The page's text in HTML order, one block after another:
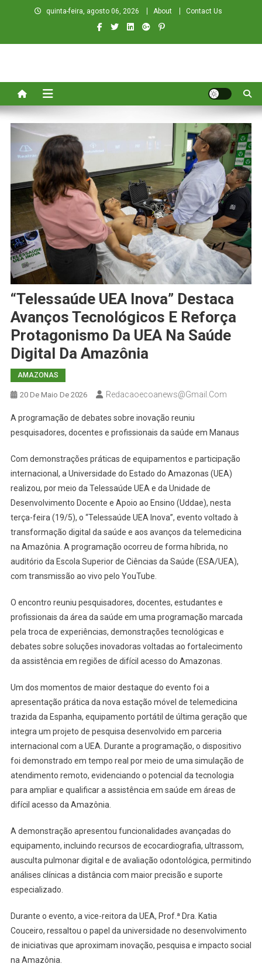
quinta-feira, agosto 06, 2026 About Contact Us
“Telessaúde UEA Inova” Destaca
Avanços Tecnológicos E Reforça
Protagonismo Da UEA Na Saúde
Digital Da Amazônia
AMAZONAS
20 De Maio De 2026 Redacaoecoanews@gmail.com
A programação de debates sobre inovação reuniu
pesquisadores, docentes e profissionais da saúde em Manaus
Com demonstrações práticas de equipamentos e participação
internacional, a Universidade do Estado do Amazonas (UEA)
realizou, por meio da Telessaúde UEA e da Unidade de
Desenvolvimento Docente e Apoio ao Ensino (Uddae), nesta
terça-feira (19/5), o “Telessaúde UEA Inova”, evento voltado à
transformação digital da saúde e aos avanços da telemedicina
na Amazônia. A programação ocorreu de forma híbrida, no
auditório da Escola Superior de Ciências da Saúde (ESA/UEA),
com transmissão ao vivo pelo YouTube.
O encontro reuniu pesquisadores, docentes, estudantes e
profissionais da área da saúde em uma programação marcada
pela troca de experiências, demonstrações tecnológicas e
debates sobre soluções inovadoras voltadas ao fortalecimento
da assistência em regiões de difícil acesso do Amazonas.
Um dos momentos de maior destaque do evento foi a
apresentação prática da nova estação móvel de telemedicina
trazida da Espanha, equipamento portátil de última geração que
integra um projeto de pesquisa desenvolvido em parceria
internacional com a UEA. Durante a programação, o dispositivo
foi demonstrado em tempo real por meio de uma simulação de
atendimento remoto, evidenciando o potencial da tecnologia
para ampliar e qualificar a assistência em saúde em áreas de
difícil acesso da Amazônia.
A demonstração apresentou funcionalidades avançadas do
equipamento, incluindo recursos de ecocardiografia, ultrassom,
ausculta pulmonar digital e de avaliação odontológica, permitindo
análises clínicas a distância com maior precisão e suporte
especializado.
Durante o evento, a vice-reitora da UEA, Prof.ª Dra. Katia
Couceiro, ressaltou o papel da universidade no desenvolvimento
de iniciativas que aproximam inovação, pesquisa e impacto social
na Amazônia.